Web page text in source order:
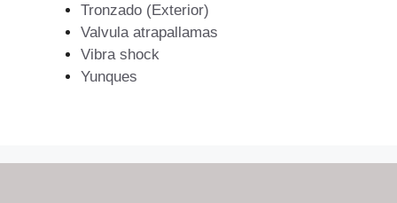
Tronzado (Exterior)
Valvula atrapallamas
Vibra shock
Yunques